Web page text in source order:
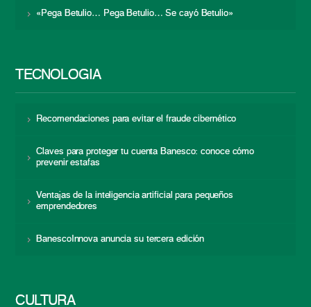
«Pega Betulio… Pega Betulio… Se cayó Betulio»
TECNOLOGÍA
Recomendaciones para evitar el fraude cibernético
Claves para proteger tu cuenta Banesco: conoce cómo
prevenir estafas
Ventajas de la inteligencia artificial para pequeños
emprendedores
BanescoInnova anuncia su tercera edición
CULTURA